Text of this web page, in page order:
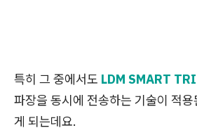
특히 그 중에서도 LDM SMART TRI
파장을 동시에 전송하는 기술이 적
게 되는데요.